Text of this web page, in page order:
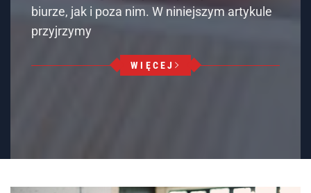
biurze, jak i poza nim. W niniejszym artykule
przyjrzymy
WIĘCEJ